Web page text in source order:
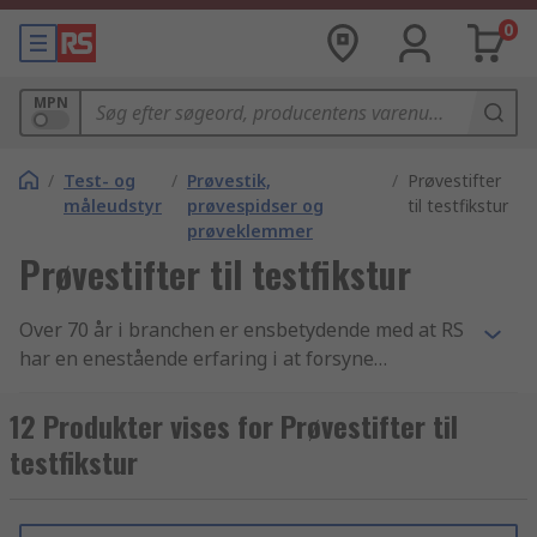
0
MPN
/ Test- og
måleudstyr
/ Prøvestik,
prøvespidser og
prøveklemmer
/ Prøvestifter
til testfikstur
Prøvestifter til testfikstur
Over 70 år i branchen er ensbetydende med at RS
har en enestående erfaring i at forsyne
testfikstur artikler og elektronikkomponenter. Vi
yder support til teknikere i hele verden gennem
distribution af Prøvestifter til testfikstur samt
produkter til kunder i over 160 lande verden over.
12 Produkter vises for Prøvestifter til
testfikstur